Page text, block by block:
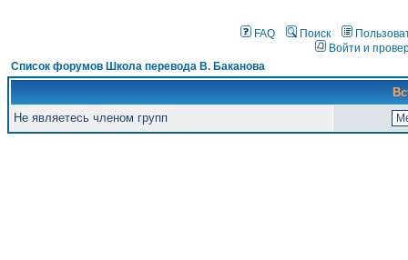
FAQ Поиск
Войти и
Список форумов Школа перевода В. Баканова
Не являетесь членом групп